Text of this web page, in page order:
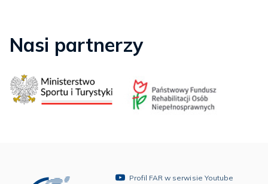
Nasi partnerzy
Profil FAR w serwisie Youtube